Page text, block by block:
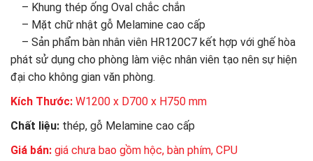
– Khung thép ống Oval chắc chắn
– Mặt chữ nhật gỗ Melamine cao cấp
– Sản phẩm bàn nhân viên HR120C7 kết hợp với ghế hòa
phát sử dụng cho phòng làm việc nhân viên tạo nên sự hiện
đại cho không gian văn phòng.
Kích Thước: W1200 x D700 x H750 mm
Chất liệu: thép, gỗ Melamine cao cấp
Giá bán: giá chưa bao gồm hộc, bàn phím, CPU